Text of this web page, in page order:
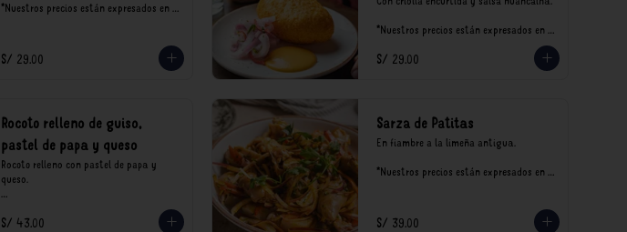
*Nuestros precios están expresados en
S/ 29.00
*Nuestros precios están expresados en
recargo al consumo.
S/ 29.00
Rocoto relleno de guiso,
pastel de papa y queso
Rocoto relleno con pastel de papa y
queso.
*Nuestros precios están expresados en
soles e incluyen impuestos de ley y
S/ 43.00
Sarza de Patitas
En fiambre a la limeña antigua.
*Nuestros precios están expresados en
S/ 39.00